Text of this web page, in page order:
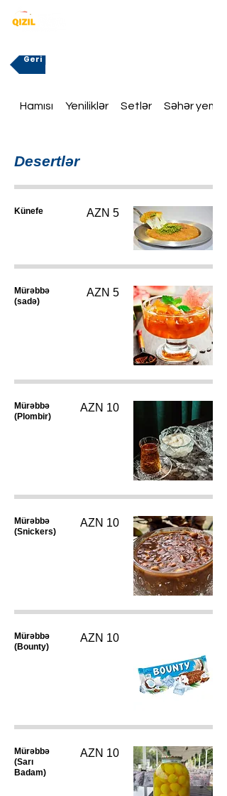
Geri
Hamısı Yeniliklər Setlər Səhər
Desertlər
Künefe AZN 5
Mürəbbə
(sadə)
AZN 5
Mürəbbə
(Plombir)
AZN 10
Mürəbbə
(Snickers)
AZN 10
Mürəbbə
(Bounty)
AZN 10
Mürəbbə
(Sarı
Badam)
AZN 10